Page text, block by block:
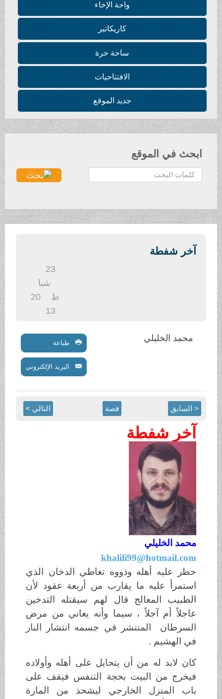
واحة الإخاء
كاريكاتير
ساحة حرة
الافتتاحيات
جديد الموقع
ابحث في الموقع
ح
ث
آخر شفطة
شبا
محمد الخليلي طباعة
البريد الإلكتروني
< السابق قصة التالي >
آخر شفطة
محمد الخليلي
khalili99@hotmail.com
حظر عليه أهله وذووه تعاطي الدخان الذي
استمرأ عليه ما يقارب من أربعة عقود لأن
الطبيب المعالج قال لهم سيقتله التدخين
عاجلاً أم آجلاً ، سيما وأنه يعاني من مرض
السرطان المنتشر في جسمه انتشار النار
في الهشيم .
كان لابد له من أن يتحايل على أهله وأولاده
فيخرج من البيت بحجة التنفس فيقف على
باب المنزل الخارجي ليشحذ من المارة